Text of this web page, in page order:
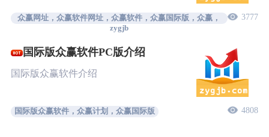
众赢网址，众赢软件网址，众赢软件，众赢国际版，众赢，
zygjb
3777
国际版众赢软件PC版介绍
国际版众赢软件介绍
国际版众赢软件，众赢计划，众赢国际版 4808